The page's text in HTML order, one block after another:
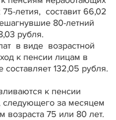
летия, составит 66,02
80-летний
рубля.
в виде возрастной
к пенсии лицам в
составляет 132,05 рубля.
к пенсии
следующего за месяцем
возраста 75 или 80 лет.